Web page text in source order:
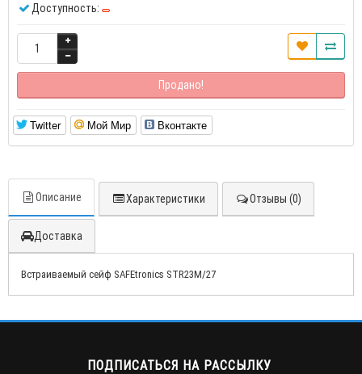
Доступность:
Продано!
Twitter Мой Мир Вконтакте
Описание Характеристики Отзывы (0)
Доставка
Встраиваемый сейф SAFEtronics STR23M/27
ПОДПИСАТЬСЯ НА РАССЫЛКУ